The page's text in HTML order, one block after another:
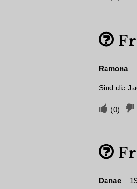
wenn
Ramona–
Sind die
wenn
(0)
Danae –